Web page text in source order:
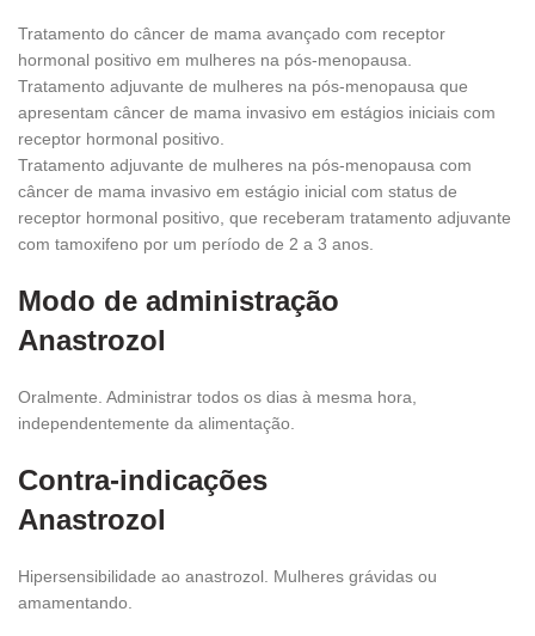
Tratamento do câncer de mama avançado com receptor
hormonal positivo em mulheres na pós-menopausa.
Tratamento adjuvante de mulheres na pós-menopausa que
apresentam câncer de mama invasivo em estágios iniciais com
receptor hormonal positivo.
Tratamento adjuvante de mulheres na pós-menopausa com
câncer de mama invasivo em estágio inicial com status de
receptor hormonal positivo, que receberam tratamento adjuvante
com tamoxifeno por um período de 2 a 3 anos.
Modo de administração
Anastrozol
Oralmente. Administrar todos os dias à mesma hora,
independentemente da alimentação.
Contra-indicações
Anastrozol
Hipersensibilidade ao anastrozol. Mulheres grávidas ou
amamentando.